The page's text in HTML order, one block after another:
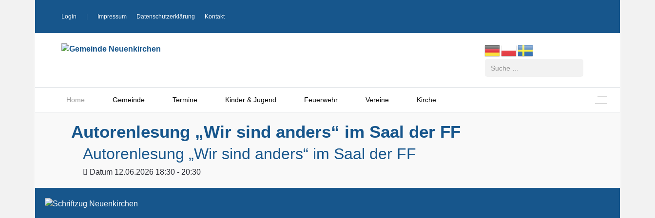
Login Impressum Datenschutzerklärung Kontakt
Home Gemeinde Termine Kinder & Jugend Feuerwehr Vereine Kirche Off-Canvas
Autorenlesung „Wir sind anders“ im Saal der FF
Autorenlesung „Wir sind anders“ im Saal der FF
Datum 12.06.2026 18:30 - 20:30